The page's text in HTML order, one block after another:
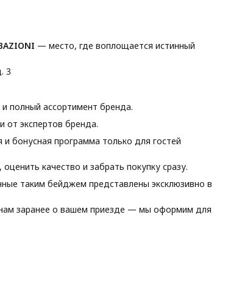
— место, где воплощается истинный
3
полный ассортимент бренда.
от экспертов бренда.
бонусная программа только для гостей
качество и забрать покупку сразу.
таким бейджем представлены эксклюзивно в
заранее о вашем приезде — мы оформим для